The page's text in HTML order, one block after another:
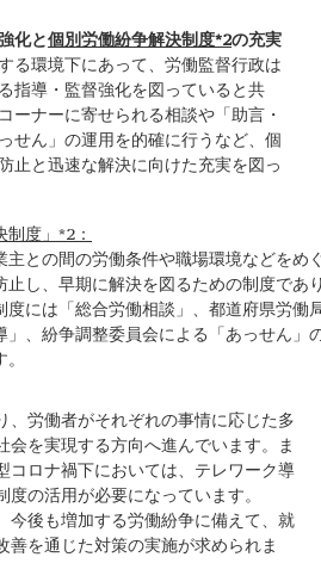
化と個別労働紛争解決制度*2の充実
る環境下にあって、労働監督行政は
指導・監督強化を図っていると共
ーナーに寄せられる相談や「助言・
せん」の運用を的確に行うなど、個
止と迅速な解決に向けた充実を図っ
制度」*2：
主との間の労働条件や職場環境などをめ
止し、早期に解決を図るための制度であ
度には「総合労働相談」、都道府県労働
」、紛争調整委員会による「あっせん」
、労働者がそれぞれの事情に応じた多
会を実現する方向へ進んでいます。ま
コロナ禍下においては、テレワーク導
度の活用が必要になっています。
今後も増加する労働紛争に備えて、就
善を通じた対策の実施が求められま